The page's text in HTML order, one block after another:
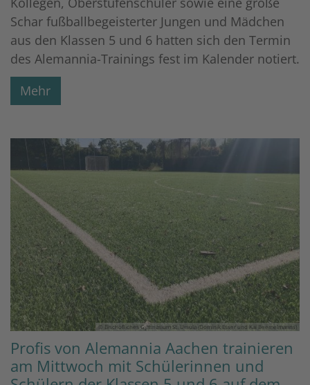
Schar fußballbegeisterter Jungen und Mädchen
aus den Klassen 5 und 6 hatten sich den Termin
des Alemannia-Trainings fest im Kalender notiert.
Mehr
© Bischöfliches Gymnasium St. Ursula (Dominik Esser und Kai Beemelmanns)
Profis von Alemannia Aachen trainieren
am Mittwoch mit Schülerinnen und